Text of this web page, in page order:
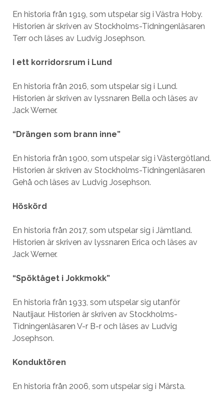
En historia från 1919, som utspelar sig i Västra Hoby.
Historien är skriven av Stockholms-Tidningenläsaren
Terr och läses av Ludvig Josephson.
I ett korridorsrum i Lund
En historia från 2016, som utspelar sig i Lund.
Historien är skriven av lyssnaren Bella och läses av
Jack Werner.
“Drängen som brann inne”
En historia från 1900, som utspelar sig i Västergötland.
Historien är skriven av Stockholms-Tidningenläsaren
Gehå och läses av Ludvig Josephson.
Höskörd
En historia från 2017, som utspelar sig i Jämtland.
Historien är skriven av lyssnaren Erica och läses av
Jack Werner.
“Spöktåget i Jokkmokk”
En historia från 1933, som utspelar sig utanför
Nautijaur. Historien är skriven av Stockholms-
Tidningenläsaren V-r B-r och läses av Ludvig
Josephson.
Konduktören
En historia från 2006, som utspelar sig i Märsta.